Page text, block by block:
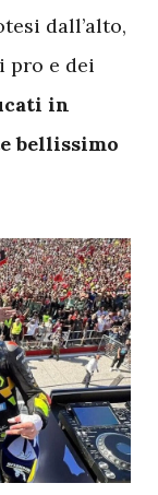
dall’alto,
pro e dei
in
bellissimo